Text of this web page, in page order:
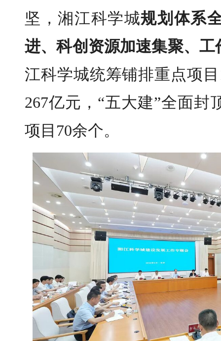
坚，湘江科学城规划体系
进、科创资源加速集聚、工
江科学城统筹铺排重点项目
267亿元， “五大建”全面封
项目 70余个。